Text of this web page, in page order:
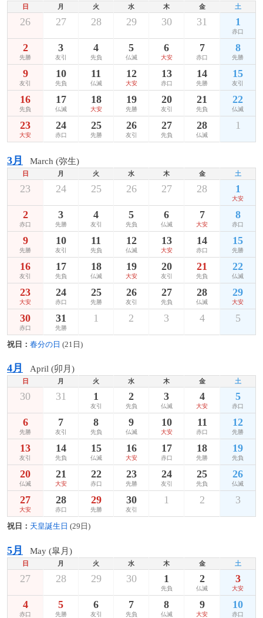
日 月 火 水 木 金 土
26 27 28 29 30 31 1
赤口
2
先勝
3
友引
4
先負
5
仏滅
6
大安
7
赤口
8
先勝
9
友引
10
先負
11
仏滅
12
大安
13
赤口
14
先勝
15
友引
16
先負
17
仏滅
18
大安
19
先勝
20
友引
21
先負
22
仏滅
23
大安
24
赤口
25
先勝
26
友引
27
先負
28
仏滅
1
3月 March (弥生)
日 月 火 水 木 金 土
23 24 25 26 27 28 1
大安
2
赤口
3
先勝
4
友引
5
先負
6
仏滅
7
大安
8
赤口
9
先勝
10
友引
11
先負
12
仏滅
13
大安
14
赤口
15
先勝
16
友引
17
先負
18
仏滅
19
大安
20
友引
21
先負
22
仏滅
23
大安
24
赤口
25
先勝
26
友引
27
先負
28
仏滅
29
大安
30
赤口
31
先勝
1 2 3 4 5
祝日： 春分の日 (21日)
4月 April (卯月)
日 月 火 水 木 金 土
30 31 1
友引
2
先負
3
仏滅
4
大安
5
赤口
6
先勝
7
友引
8
先負
9
仏滅
10
大安
11
赤口
12
先勝
13
友引
14
先負
15
仏滅
16
大安
17
赤口
18
先勝
19
先負
20
仏滅
21
大安
22
赤口
23
先勝
24
友引
25
先負
26
仏滅
27
大安
28
赤口
29
先勝
30
友引
1 2 3
祝日： 天皇誕生日 (29日)
5月 May (皐月)
日 月 火 水 木 金 土
27 28 29 30 1
先負
2
仏滅
3
大安
4
赤口
5
先勝
6
友引
7
先負
8
仏滅
9
大安
10
赤口